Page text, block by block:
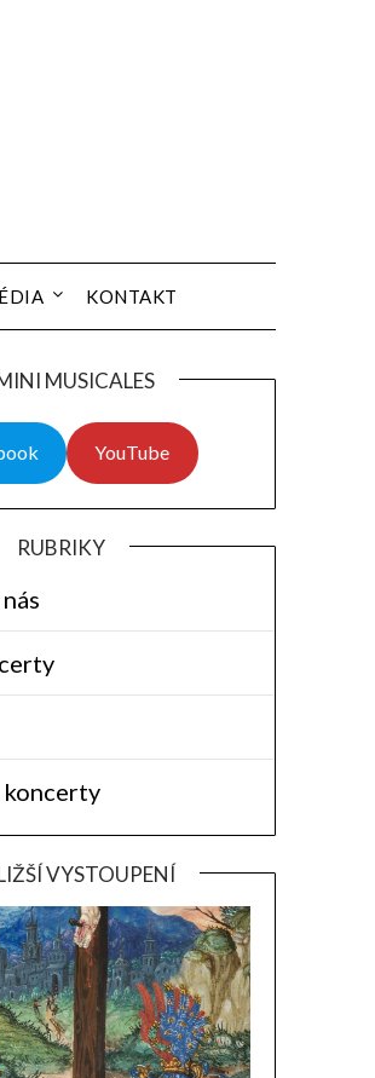
KONTAKT
MUSICALES
YouTube
RUBRIKY
VYSTOUPENÍ